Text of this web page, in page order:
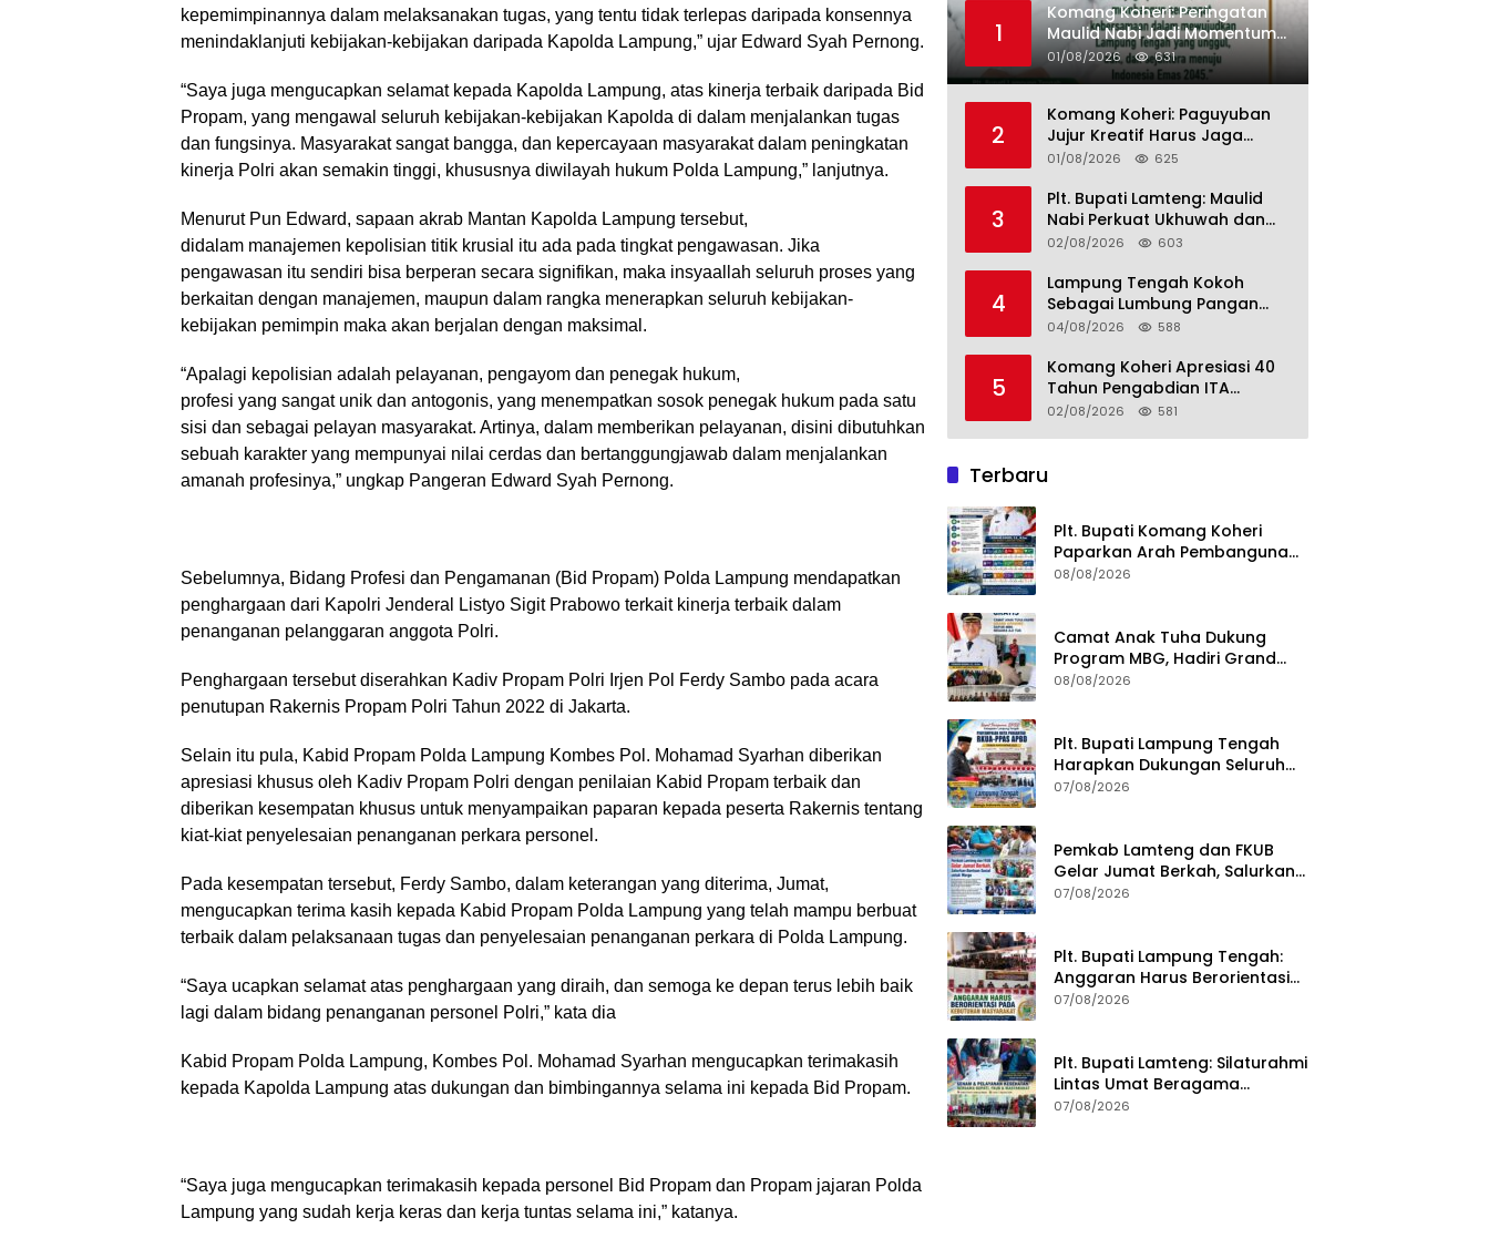
kepemimpinannya dalam melaksanakan tugas, yang tentu tidak terlepas daripada konsennya
menindaklanjuti kebijakan-kebijakan daripada Kapolda Lampung,” ujar Edward Syah Pernong.
“Saya juga mengucapkan selamat kepada Kapolda Lampung, atas kinerja terbaik daripada Bid
Propam, yang mengawal seluruh kebijakan-kebijakan Kapolda di dalam menjalankan tugas
dan fungsinya. Masyarakat sangat bangga, dan kepercayaan masyarakat dalam peningkatan
kinerja Polri akan semakin tinggi, khususnya diwilayah hukum Polda Lampung,” lanjutnya.
Menurut Pun Edward, sapaan akrab Mantan Kapolda Lampung tersebut,
didalam manajemen kepolisian titik krusial itu ada pada tingkat pengawasan. Jika
pengawasan itu sendiri bisa berperan secara signifikan, maka insyaallah seluruh proses yang
berkaitan dengan manajemen, maupun dalam rangka menerapkan seluruh kebijakan-
kebijakan pemimpin maka akan berjalan dengan maksimal.
“Apalagi kepolisian adalah pelayanan, pengayom dan penegak hukum,
profesi yang sangat unik dan antogonis, yang menempatkan sosok penegak hukum pada satu
sisi dan sebagai pelayan masyarakat. Artinya, dalam memberikan pelayanan, disini dibutuhkan
sebuah karakter yang mempunyai nilai cerdas dan bertanggungjawab dalam menjalankan
amanah profesinya,” ungkap Pangeran Edward Syah Pernong.
Sebelumnya, Bidang Profesi dan Pengamanan (Bid Propam) Polda Lampung mendapatkan
penghargaan dari Kapolri Jenderal Listyo Sigit Prabowo terkait kinerja terbaik dalam
penanganan pelanggaran anggota Polri.
Penghargaan tersebut diserahkan Kadiv Propam Polri Irjen Pol Ferdy Sambo pada acara
penutupan Rakernis Propam Polri Tahun 2022 di Jakarta.
Selain itu pula, Kabid Propam Polda Lampung Kombes Pol. Mohamad Syarhan diberikan
apresiasi khusus oleh Kadiv Propam Polri dengan penilaian Kabid Propam terbaik dan
diberikan kesempatan khusus untuk menyampaikan paparan kepada peserta Rakernis tentang
kiat-kiat penyelesaian penanganan perkara personel.
Pada kesempatan tersebut, Ferdy Sambo, dalam keterangan yang diterima, Jumat,
mengucapkan terima kasih kepada Kabid Propam Polda Lampung yang telah mampu berbuat
terbaik dalam pelaksanaan tugas dan penyelesaian penanganan perkara di Polda Lampung.
“Saya ucapkan selamat atas penghargaan yang diraih, dan semoga ke depan terus lebih baik
lagi dalam bidang penanganan personel Polri,” kata dia
Kabid Propam Polda Lampung, Kombes Pol. Mohamad Syarhan mengucapkan terimakasih
kepada Kapolda Lampung atas dukungan dan bimbingannya selama ini kepada Bid Propam.
“Saya juga mengucapkan terimakasih kepada personel Bid Propam dan Propam jajaran Polda
Lampung yang sudah kerja keras dan kerja tuntas selama ini,” katanya.
1
Komang Koheri: Peringatan
Maulid Nabi Jadi Momentum
Perkuat Ukhuwah Umat di
Lampung Tengah
01/08/2026 631
2
Komang Koheri: Paguyuban
Jujur Kreatif Harus Jaga
Persatuan untuk Kemajuan
01/08/2026 625
3
Plt. Bupati Lamteng: Maulid
Nabi Perkuat Ukhuwah dan
Jaga Kerukunan Umat
02/08/2026 603
4
Lampung Tengah Kokoh
Sebagai Lumbung Pangan
dan Kekuatan Perkebunan
Kemandirian Pangan adalah
Fondasi Menuju Indonesia
Emas 2045
04/08/2026 588
5
Komang Koheri Apresiasi 40
Tahun Pengabdian ITA
Optical Group untuk
02/08/2026 581
Terbaru
Plt. Bupati Komang Koheri
Paparkan Arah Pembangunan
Lampung Tengah, Fokus pada
08/08/2026
Camat Anak Tuha Dukung
Program MBG, Hadiri Grand
Opening Dapur SPPG Negara Aji
08/08/2026
Plt. Bupati Lampung Tengah
Harapkan Dukungan Seluruh
Pimpinan DPRD Bahas RKUA-
07/08/2026
Pemkab Lamteng dan FKUB
Gelar Jumat Berkah, Salurkan
Bantuan Sosial untuk Warga
07/08/2026
Plt. Bupati Lampung Tengah:
Anggaran Harus Berorientasi
pada Kebutuhan Masyarakat
07/08/2026
Plt. Bupati Lamteng: Silaturahmi
Lintas Umat Beragama
Menjaga Kondusivitas Daerah
07/08/2026